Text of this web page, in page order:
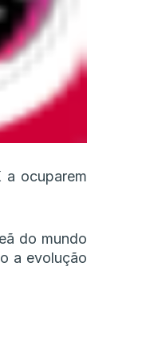
a ocuparem
do mundo
a evolução